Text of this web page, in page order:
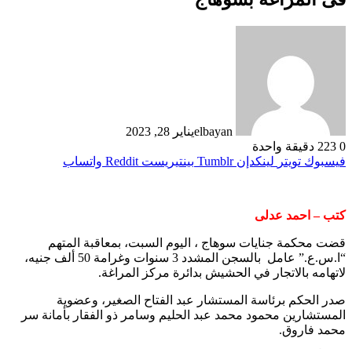
elbayanيناير 28, 2023
0
دقيقة واحدة
فيسبوك تويتر لينكدإن بينتيريست واتساب
كتب – احمد عدلى
قضت محكمة جنايات سوهاج ، اليوم السبت، بمعاقبة المتهم
“ا.س.ع.” عامل بالسجن المشدد 3 سنوات وغرامة 50 ألف جنيه،
لاتهامه بالاتجار في الحشيش بدائرة مركز المراغة.
صدر الحكم برئاسة المستشار عبد الفتاح الصغير، وعضوية
المستشارين محمود محمد عبد الحليم وسامر ذو الفقار بأمانة سر
محمد فاروق.